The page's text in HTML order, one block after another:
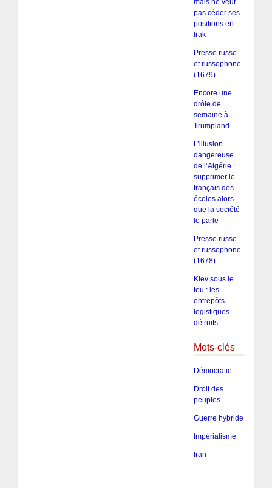
mais ne veut
pas céder ses
positions en
Irak
Presse russe
et russophone
(1679)
Encore une
drôle de
semaine à
Trumpland
L’illusion
dangereuse
de l’Algérie :
supprimer le
français des
écoles alors
que la société
le parle
Presse russe
et russophone
(1678)
Kiev sous le
feu : les
entrepôts
logistiques
détruits
Mots-clés
Démocratie
Droit des
peuples
Guerre hybride
Impérialisme
Iran